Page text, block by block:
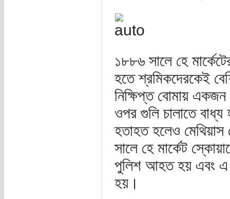
১৮৮৬ সালে হে
হতে শ্রমিকদেরকেই
নিক্ষিপ্ত বোমায়
ওপর গুলি চালাতে
হতাহত হলেও মেথিয়াস
সালে হে মার্কেট
পুলিশ আহত হয় এবং এ
হয়।